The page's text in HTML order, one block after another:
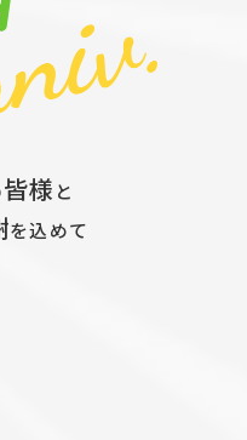
皆様 と
を込めて